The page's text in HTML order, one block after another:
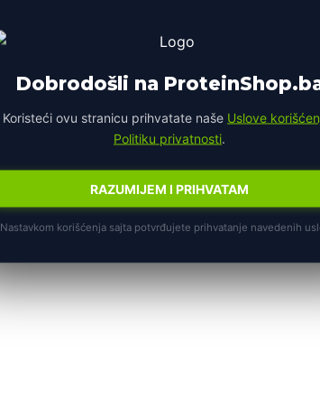
Dobrodošli na
Koristeći ovu stranicu prihvatate naše Uslove
Politiku privatnosti
RAZUMIJEM I PRIHVATAM
Nastavkom korišćenja sajta potvrđujete prihvatanje navedenih